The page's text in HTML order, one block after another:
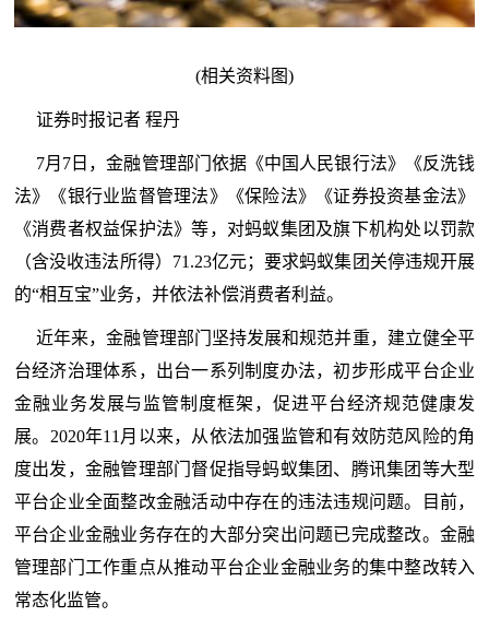
(相关资料图)
证券时报记者 程丹
7月7日，金融管理部门依据《中国人民银行法》《反洗钱
法》《银行业监督管理法》《保险法》《证券投资基金法》
《消费者权益保护法》等，对蚂蚁集团及旗下机构处以罚款
（含没收违法所得）71.23亿元；要求蚂蚁集团关停违规开展
的“相互宝”业务，并依法补偿消费者利益。
近年来，金融管理部门坚持发展和规范并重，建立健全平
台经济治理体系，出台一系列制度办法，初步形成平台企业
金融业务发展与监管制度框架，促进平台经济规范健康发
展。2020年11月以来，从依法加强监管和有效防范风险的角
度出发，金融管理部门督促指导蚂蚁集团、腾讯集团等大型
平台企业全面整改金融活动中存在的违法违规问题。目前，
平台企业金融业务存在的大部分突出问题已完成整改。金融
管理部门工作重点从推动平台企业金融业务的集中整改转入
常态化监管。